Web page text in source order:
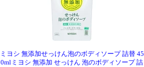
ミヨシ 無添加せっけん泡のボディソープ 詰替 45
0mlミヨシ 無添加 せっけん 泡のボディソープ 詰